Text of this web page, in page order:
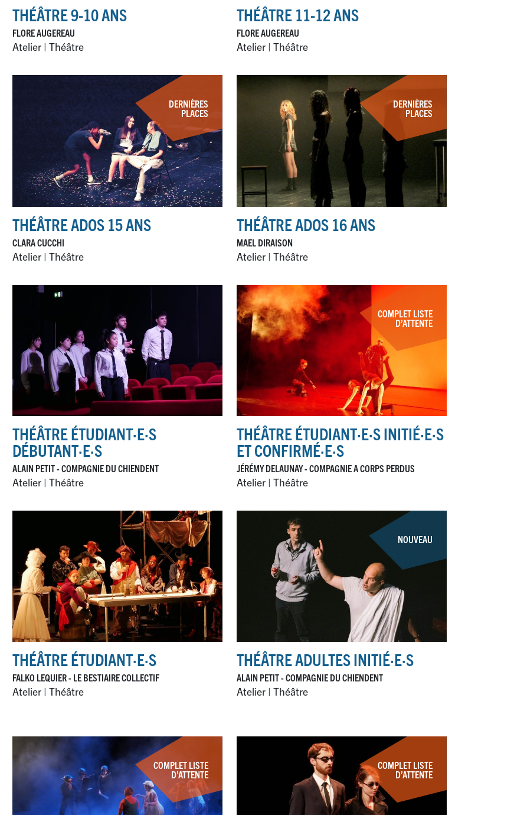
THÉÂTRE 9-10 ANS
FLORE AUGEREAU
Atelier | Théâtre
THÉÂTRE 11-12 ANS
FLORE AUGEREAU
Atelier | Théâtre
DERNIÈRES
PLACES
THÉÂTRE ADOS 15 ANS
CLARA CUCCHI
Atelier | Théâtre
DERNIÈRES
PLACES
THÉÂTRE ADOS 16 ANS
MAEL DIRAISON
Atelier | Théâtre
THÉÂTRE ÉTUDIANT·E·S
DÉBUTANT·E·S
ALAIN PETIT - COMPAGNIE DU CHIENDENT
Atelier | Théâtre
COMPLET LISTE
D’ATTENTE
THÉÂTRE ÉTUDIANT·E·S INITIÉ·E·S
ET CONFIRMÉ·E·S
JÉRÉMY DELAUNAY - COMPAGNIE A CORPS PERDUS
Atelier | Théâtre
THÉÂTRE ÉTUDIANT·E·S
FALKO LEQUIER - LE BESTIAIRE COLLECTIF
Atelier | Théâtre
NOUVEAU
THÉÂTRE ADULTES INITIÉ·E·S
ALAIN PETIT - COMPAGNIE DU CHIENDENT
Atelier | Théâtre
COMPLET LISTE
D’ATTENTE
COMPLET LISTE
D’ATTENTE